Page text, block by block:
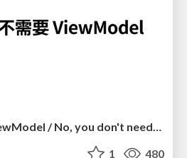
為什麼你並不需要ViewModel / No, you don't need a ViewModel
1 480